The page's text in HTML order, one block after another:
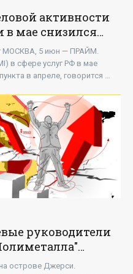
активности
в мае снизился
МОСКВА, 5 июн — ПРАЙМ.
в сфере услуг РФ в мае
в апреле, говорится в
руководители
-
острове Джерси.